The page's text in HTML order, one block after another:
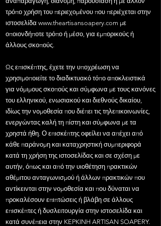
τρόπο χρήση του περιεχομένου που περιέχεται στην
ιστοσελίδα www.theartisansoapery.com με
οποιονδήποτε τρόπο ή μέσο, για εμπορικούς ή
άλλους σκοπούς.
Ως επισκέπτης, έχετε την υποχρέωση να
χρησιμοποιείτε το διαδικτυακό τόπο αποκλειστικά
για νόμιμους σκοπούς και σύμφωνα με τους κανόνες
του ελληνικού, ενωσιακού και διεθνούς δικαίου,
ιδίως την νομοθεσία που διέπει τις τηλεπικοινωνίες,
ενεργώντας καλή τη πίστη και σύμφωνα με τα
χρηστά ήθη. Ο επισκέπτης οφείλει να απέχει από
κάθε παράνομη και καταχρηστική συμπεριφορά
κατά τη χρήση της ιστοσελίδας και σε σχέση με
αυτήν, όπως και από την υιοθέτηση πρακτικών
αθέμιτου ανταγωνισμού ή άλλων πρακτικών που
αντίκεινται στην νομοθεσία και που δύναται να
προκαλέσουν επιπτώσεις ή βλάβη σε άλλους
επισκέπτες ή δυσλειτουργία στην ιστοσελίδα και
κατά συνέπεια στην KEPKINH ARTISAN SOAPERY.